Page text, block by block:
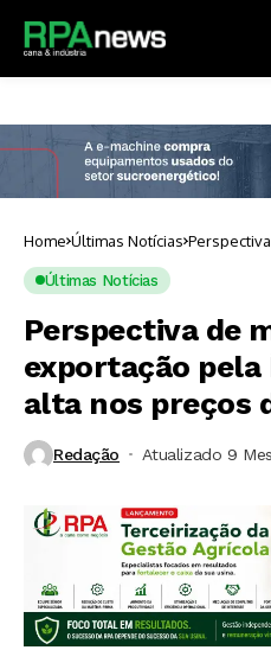
Home Últimas Notícias
sustenta
Últimas Notícias
Perspectiva de
exportação
alta nos preços
Redação Atualizado 9